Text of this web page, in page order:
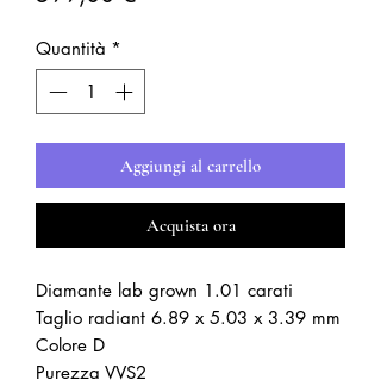
Quantità *
Aggiungi al carrello
Acquista ora
Diamante lab grown 1.01 carati
Taglio radiant 6.89 x 5.03 x 3.39 mm
Colore D
Purezza VVS2